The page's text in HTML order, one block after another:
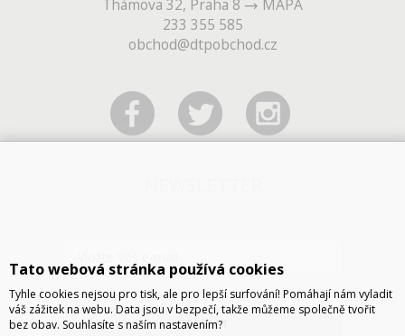
Thámova 32, Praha 8
MAPA
233 355 585
obchod@dtpobchod.cz
ODESLAT
Tato webová stránka používá cookies
Tyhle cookies nejsou pro tisk, ale pro lepší surfování! Pomáhají nám vyladit
váš zážitek na webu. Data jsou v bezpečí, takže můžeme společně tvořit
bez obav. Souhlasíte s naším nastavením?